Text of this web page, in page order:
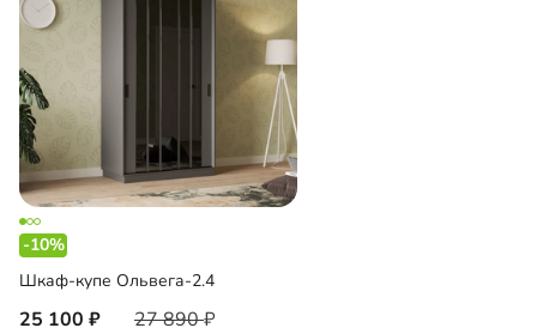
-10%
Шкаф-купе Ольвега-2.4
25 100 27 890